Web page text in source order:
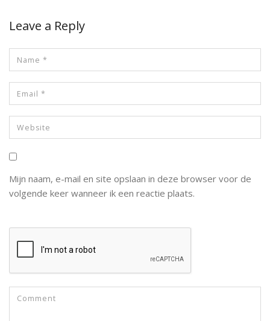
Leave a Reply
Mijn naam, e-mail en site opslaan in deze browser voor de
volgende keer wanneer ik een reactie plaats.